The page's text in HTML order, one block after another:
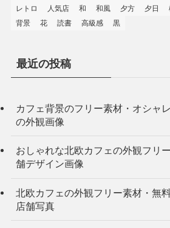
レトロ
人気店 和 和風 夕方 夕日
背景
花 読書 高級感 黒
最近の投稿
カフェ背景のフリー素材・オシャ
の外観画像
おしゃれな北欧カフェの外観フリ
舗デザイン画像
北欧カフェの外観フリー素材・無
店舗写真